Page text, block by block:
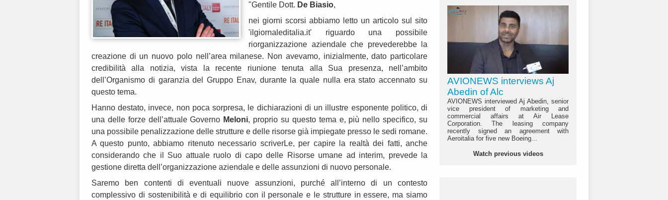
"Gentile Dott. De Biasio,
nei giorni scorsi abbiamo letto un articolo sul sito
'ilgiornaleditalia.it' riguardo una possibile
riorganizzazione aziendale che prevederebbe la
creazione di un nuovo polo nell’area milanese. Non avevamo, inizialmente, dato particolare
credibilità alla notizia, vista la recente riunione tenuta alla Sua presenza, nell’ambito
dell’Organismo di garanzia del Gruppo Enav, durante la quale nulla era stato accennato su
questo tema.
Hanno destato, invece, non poca sorpresa, le dichiarazioni di un illustre esponente politico, di
una delle forze dell’attuale Governo Meloni, proprio su questo tema e, più nello specifico, su
una possibile penalizzazione delle strutture e delle risorse già impiegate presso le sedi romane.
A questo punto, abbiamo ritenuto necessario scriverLe, per capire la realtà dei fatti, anche
considerando che il Suo attuale ruolo di capo delle Risorse umane ad interim, prevede la
gestione diretta dell’organizzazione aziendale e delle assunzioni di nuovo personale.
Saremo ben contenti di eventuali nuove assunzioni, purché all’interno di un contesto
complessivo di sostenibilità e di equilibrio con il personale e le strutture in essere, ma siamo
AVIONEWS interviews Aj
Abedin of Alc
AVIONEWS interviewed Aj Abedin, senior
vice president of marketing and
commercial affairs at Air Lease
Corporation. The leasing company
recently signed an agreement with
Aeroitalia for five new Boeing...
Watch previous videos